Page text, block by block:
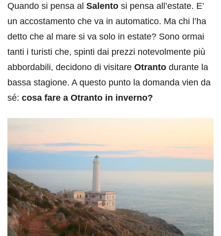
Quando si pensa al Salento si pensa all’estate. E’
un accostamento che va in automatico. Ma chi l’ha
detto che al mare si va solo in estate? Sono ormai
tanti i turisti che, spinti dai prezzi notevolmente più
abbordabili, decidono di visitare Otranto durante la
bassa stagione. A questo punto la domanda vien da
sé: cosa fare a Otranto in inverno?